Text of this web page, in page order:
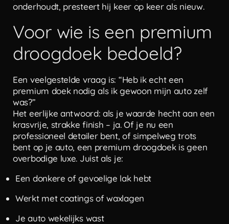
onderhoudt, presteert hij keer op keer als nieuw.
Voor wie is een premium
droogdoek bedoeld?
Een veelgestelde vraag is: “Heb ik echt een
premium doek nodig als ik gewoon mijn auto zelf
was?”
Het eerlijke antwoord: als je waarde hecht aan een
krasvrije, strakke finish – ja. Of je nu een
professioneel detailer bent, of simpelweg trots
bent op je auto, een premium droogdoek is geen
overbodige luxe. Juist als je:
Een donkere of gevoelige lak hebt
Werkt met coatings of waxlagen
Je auto wekelijks wast